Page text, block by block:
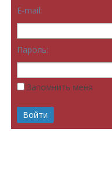
E-mail:
Пароль:
Запомнить меня